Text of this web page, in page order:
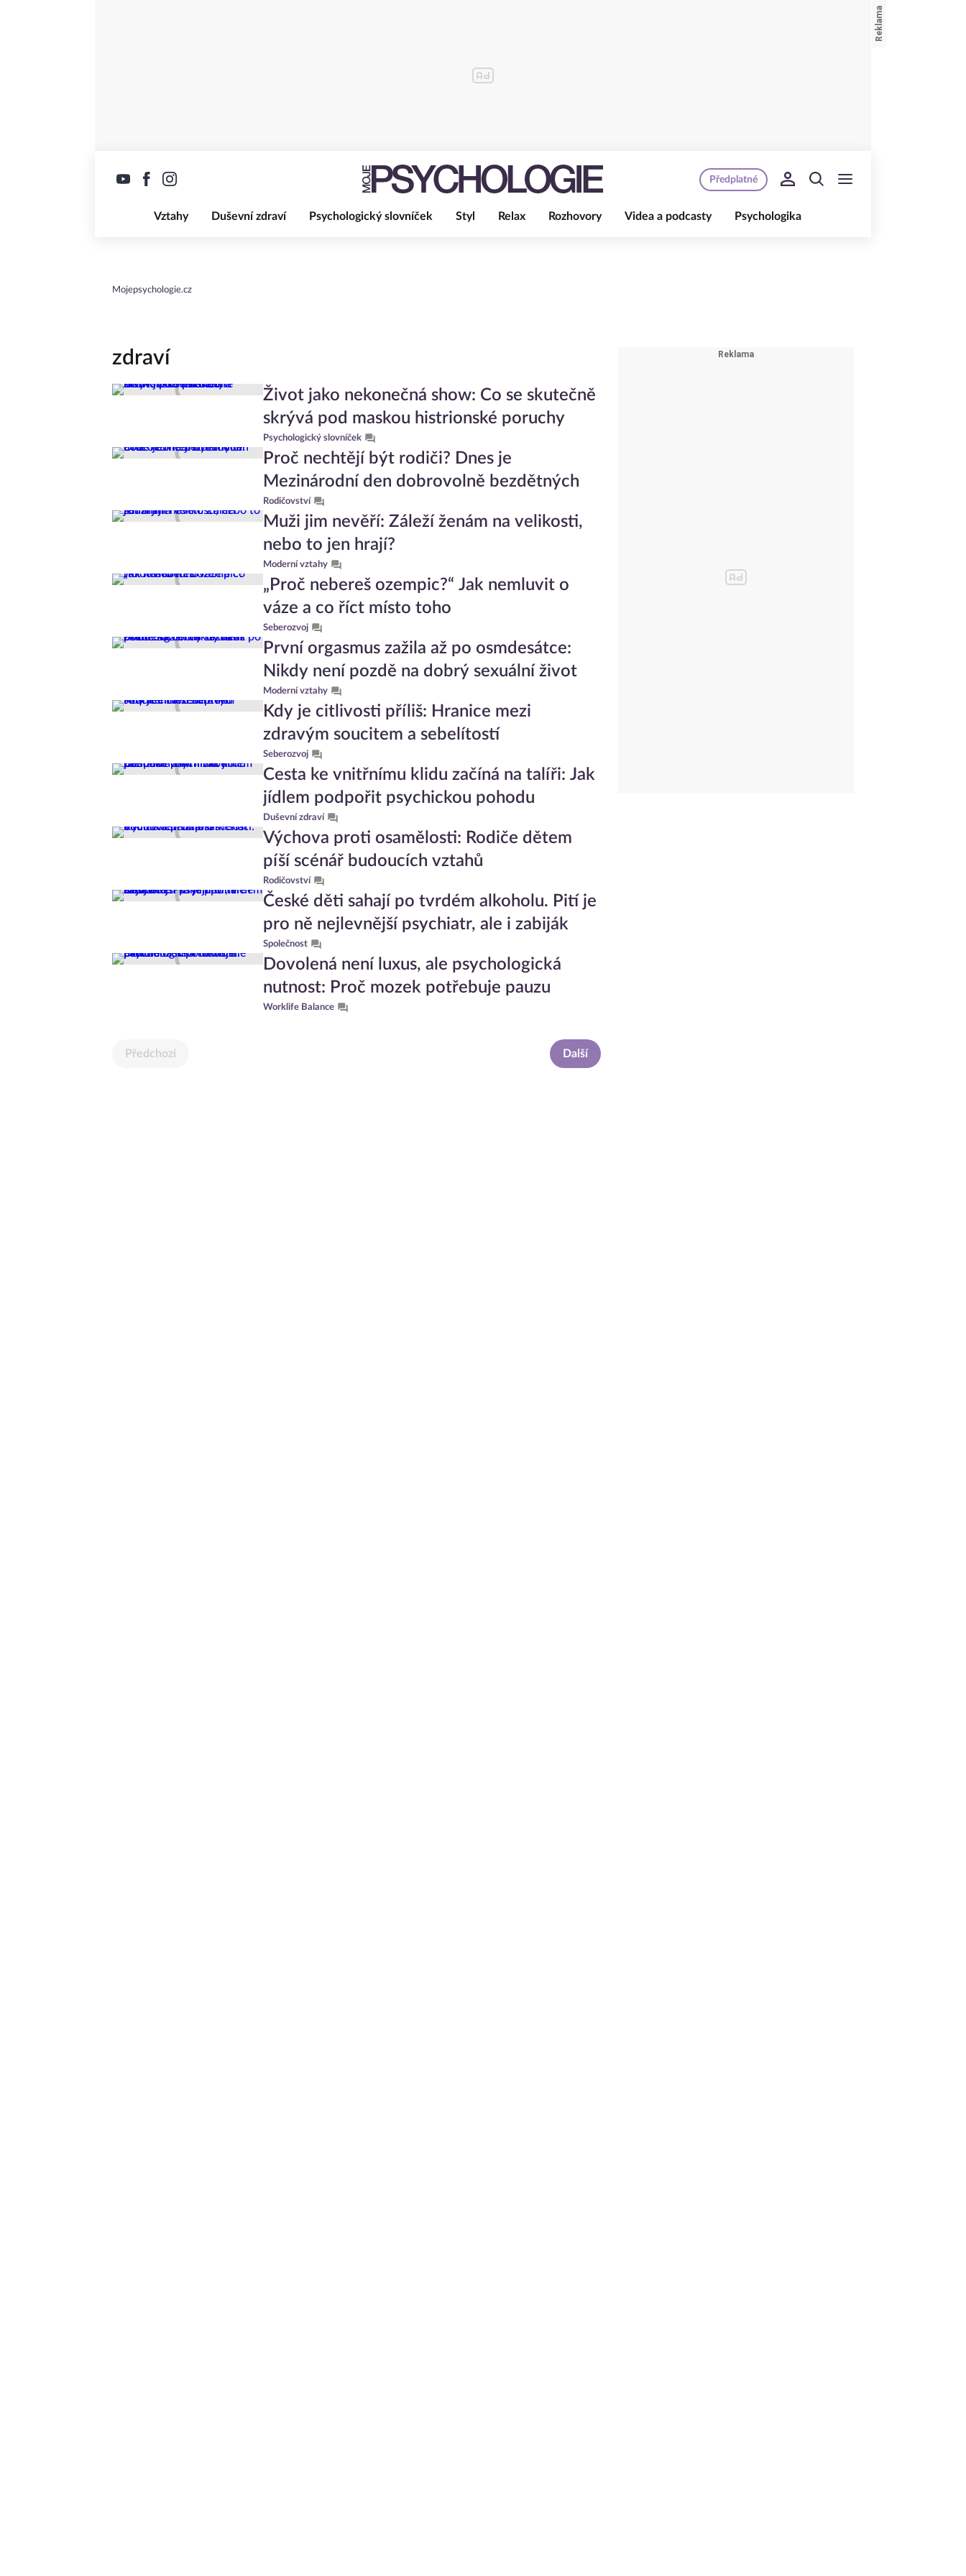
Vztahy Duševní zdraví Psychologický slovníček Styl Relax Rozhovory Videa a podcasty Psychologika
Předplatné
Mojepsychologie.cz
zdraví
Život jako nekonečná show: Co se skutečně
skrývá pod maskou histrionské poruchy
Psychologický slovníček
Proč nechtějí být rodiči? Dnes je
Mezinárodní den dobrovolně bezdětných
Rodičovství
Muži jim nevěří: Záleží ženám na velikosti,
nebo to jen hrají?
Moderní vztahy
„Proč nebereš ozempic?“ Jak nemluvit o
váze a co říct místo toho
Seberozvoj
První orgasmus zažila až po osmdesátce:
Nikdy není pozdě na dobrý sexuální život
Moderní vztahy
Kdy je citlivosti příliš: Hranice mezi
zdravým soucitem a sebelítostí
Seberozvoj
Cesta ke vnitřnímu klidu začíná na talíři: Jak
jídlem podpořit psychickou pohodu
Duševní zdraví
Výchova proti osamělosti: Rodiče dětem
píší scénář budoucích vztahů
Rodičovství
České děti sahají po tvrdém alkoholu. Pití je
pro ně nejlevnější psychiatr, ale i zabiják
Společnost
Dovolená není luxus, ale psychologická
nutnost: Proč mozek potřebuje pauzu
Worklife Balance
Předchozí Další